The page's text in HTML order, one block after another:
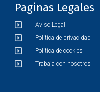
Paginas Legales
Aviso Legal
Política de privacidad
Política de cookies
Trabaja con nosotros